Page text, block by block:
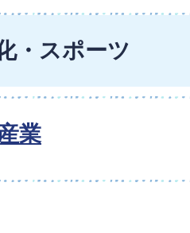
・スポーツ
業